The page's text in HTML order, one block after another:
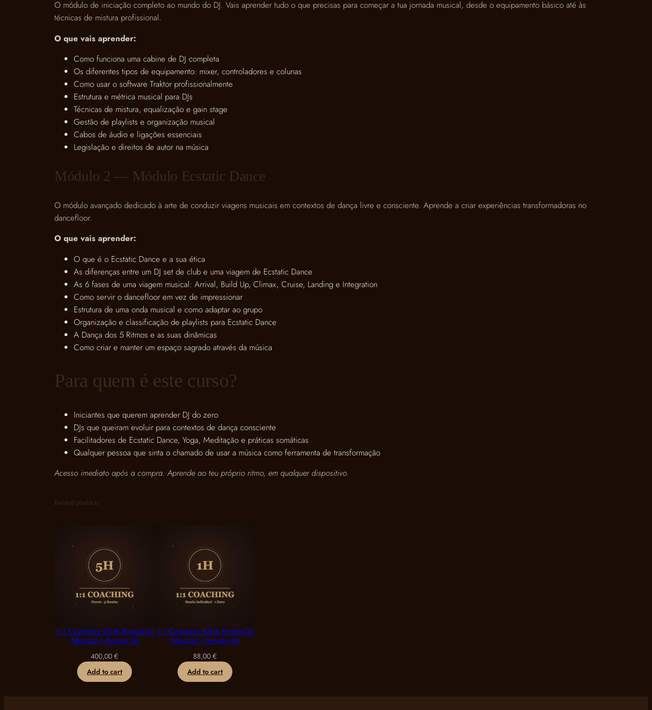
O módulo de iniciação completo ao mundo do DJ. Vais aprender tudo o que precisas para começar a tua jornada musical, desde o equipamento básico até às
técnicas de mistura profissional.
O que vais aprender:
Como funciona uma cabine de DJ completa
Os diferentes tipos de equipamento: mixer, controladores e colunas
Como usar o software Traktor profissionalmente
Estrutura e métrica musical para DJs
Técnicas de mistura, equalização e gain stage
Gestão de playlists e organização musical
Cabos de áudio e ligações essenciais
Legislação e direitos de autor na música
Módulo 2 — Módulo Ecstatic Dance
O módulo avançado dedicado à arte de conduzir viagens musicais em contextos de dança livre e consciente. Aprende a criar experiências transformadoras no
dancefloor.
O que vais aprender:
O que é o Ecstatic Dance e a sua ética
As diferenças entre um DJ set de club e uma viagem de Ecstatic Dance
As 6 fases de uma viagem musical: Arrival, Build Up, Climax, Cruise, Landing e Integration
Como servir o dancefloor em vez de impressionar
Estrutura de uma onda musical e como adaptar ao grupo
Organização e classificação de playlists para Ecstatic Dance
A Dança dos 5 Ritmos e as suas dinâmicas
Como criar e manter um espaço sagrado através da música
Para quem é este curso?
Iniciantes que querem aprender DJ do zero
DJs que queiram evoluir para contextos de dança consciente
Facilitadores de Ecstatic Dance, Yoga, Meditação e práticas somáticas
Qualquer pessoa que sinta o chamado de usar a música como ferramenta de transformação
Acesso imediato após a compra. Aprende ao teu próprio ritmo, em qualquer dispositivo.
Related products
1:1 Coaching DJ & Produção
Musical – Pacote 5h
400,00€
Add to cart
1:1 Coaching DJ & Produção
Musical – Sessão 1h
88,00€
Add to cart